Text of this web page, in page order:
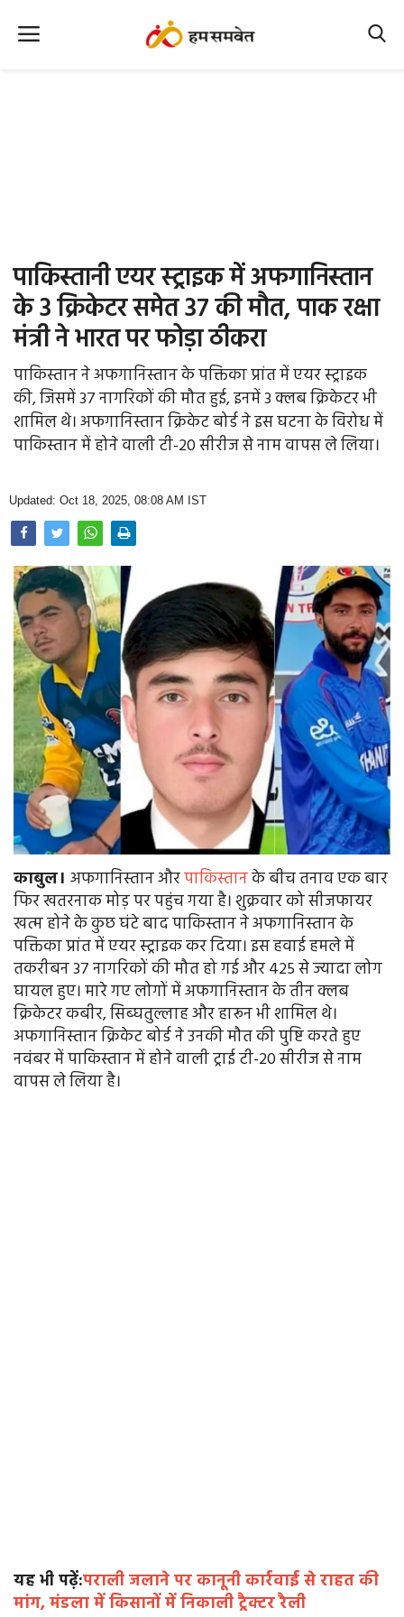
Office Office
Political Gossips
Farm & Food
Opinion
Photo Gallery
Home
पाकिस्तानी एयर स्ट्राइक में अफगानिस्तान
के 3 क्रिकेटर समेत 37 की मौत, पाक रक्षा
मंत्री ने भारत पर फोड़ा ठीकरा
पाकिस्तान ने अफगानिस्तान के पक्तिका प्रांत में एयर स्ट्राइक
की, जिसमें 37 नागरिकों की मौत हुई, इनमें 3 क्लब क्रिकेटर भी
शामिल थे। अफगानिस्तान क्रिकेट बोर्ड ने इस घटना के विरोध में
पाकिस्तान में होने वाली टी-20 सीरीज से नाम वापस ले लिया।
Updated: Oct 18, 2025, 08:08 AM IST
काबुल। अफगानिस्तान औरपाकिस्तानके बीच तनाव एक बार
फिर खतरनाक मोड़ पर पहुंच गया है। शुक्रवार को सीजफायर
खत्म होने के कुछ घंटे बाद पाकिस्तान ने अफगानिस्तान के
पक्तिका प्रांत में एयर स्ट्राइक कर दिया। इस हवाई हमले में
तकरीबन 37 नागरिकों की मौत हो गई और 425 से ज्यादा लोग
घायल हुए। मारे गए लोगों में अफगानिस्तान के तीन क्लब
क्रिकेटर कबीर, सिब्घतुल्लाह और हारून भी शामिल थे।
अफगानिस्तान क्रिकेट बोर्ड ने उनकी मौत की पुष्टि करते हुए
नवंबर में पाकिस्तान में होने वाली ट्राई टी-20 सीरीज से नाम
वापस ले लिया है।
यह भी पढ़ें:पराली जलाने पर कानूनी कार्रवाई से राहत की
मांग, मंडला में किसानों में निकाली ट्रैक्टर रैली